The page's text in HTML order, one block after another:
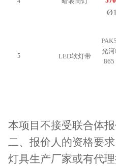
5 LED软灯带
光河
865
本项目不接受联合体报
二、 报价人的资格要求
灯具生产厂家或有代